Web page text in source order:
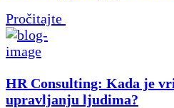
Pročitajte
HR Consulting: Kada je
upravljanju ljudima?